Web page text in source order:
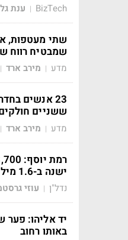
BizTech
| ענת
שתי מעטפות,
שמבטיח רווח של 25% ומתפרק
מדע | מירב ארד |
23 אנשים
ששניים
מדע | מירב ארד |
ישנה ב-1.6 מיליון
נדל"ן | עוזי
באותו רחוב